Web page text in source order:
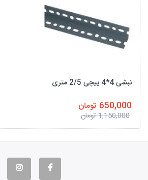
نبشی 4*4 پیچی 2/5 متری
650,000 تومان
1,150,000 تومان